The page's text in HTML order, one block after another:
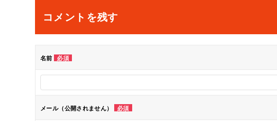
ナ
ビ
ゲ
ー
シ
ョ
コメントを残す
名前 必須
メール（公開されません） 必須